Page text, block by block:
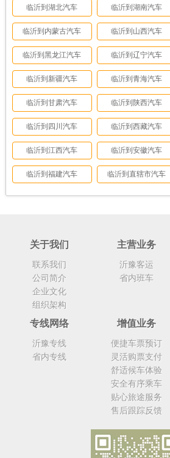
临沂到湖北汽车 临沂到湖南汽车
临沂到内蒙古汽车 临沂到山西汽车
临沂到黑龙江汽车 临沂到辽宁汽车
临沂到新疆汽车 临沂到青海汽车
临沂到甘肃汽车 临沂到陕西汽车
临沂到四川汽车 临沂到西藏汽车
临沂到江西汽车 临沂到安徽汽车
临沂到福建汽车 临沂到直辖市汽车
关于我们
联系我们
公司简介
企业文化
组织架构
主营业务
沂豫客运
省内班车
专线网络
沂豫专线
省内专线
增值业务
便捷车票预订
灵活购票支付
舒适候车体验
安全有序乘车
贴心旅途服务
售后跟踪反馈